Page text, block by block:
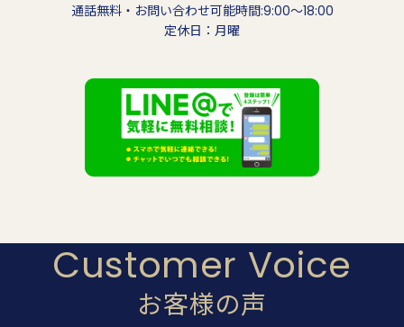
通話無料・お問い合わせ可能時間:9:00〜18:00
定休日：月曜
Customer Voice
お客様の声